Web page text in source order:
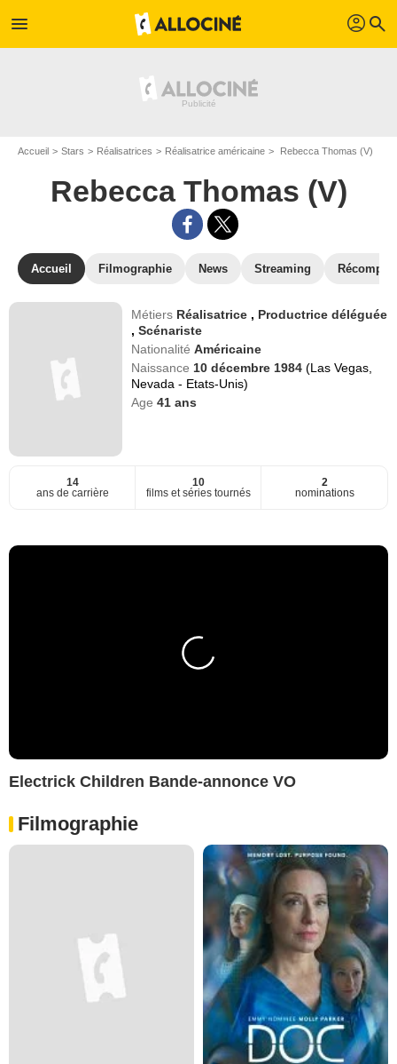
menu profil search
Accueil Stars Réalisatrices Réalisatrice américaine Rebecca Thomas (V)
Rebecca Thomas (V)
Accueil Filmographie News Streaming
Métiers Réalisatrice , Productrice déléguée
,Scénariste
NationalitéAméricaine
Naissance 10 décembre 1984(Las Vegas,
Nevada - Etats-Unis)
Age41 ans
14
ans de carrière
10
films et séries tournés
2
nominations
Electrick Children Bande-annonce VO
Filmographie